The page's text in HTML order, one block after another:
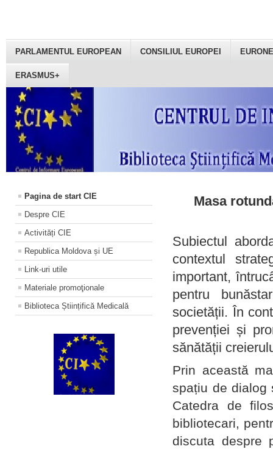
PARLAMENTUL EUROPEAN CONSILIUL EUROPEI
ERASMUS+
Pagina de start CIE
Despre CIE
Activități CIE
Republica Moldova și UE
Link-uri utile
Materiale promoţionale
Biblioteca Științifică Medicală
Masa
Subiectul
contextul
important,
pentru
societății. În
prevenției și
sănătății
Prin această
spațiu de dialog
Catedra de
bibliotecari,
discuta despre